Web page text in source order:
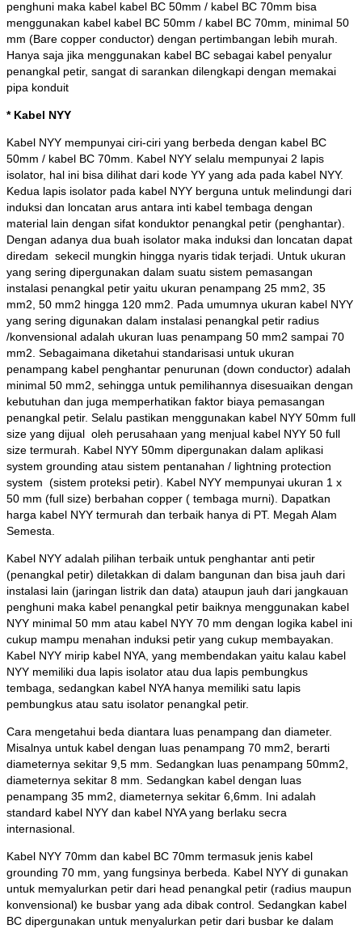
penghuni maka kabel kabel BC 50mm / kabel BC 70mm bisa
menggunakan kabel kabel BC 50mm / kabel BC 70mm, minimal 50
mm (Bare copper conductor) dengan pertimbangan lebih murah.
Hanya saja jika menggunakan kabel BC sebagai kabel penyalur
penangkal petir, sangat di sarankan dilengkapi dengan memakai
pipa konduit
* Kabel NYY
Kabel NYY mempunyai ciri-ciri yang berbeda dengan kabel BC
50mm / kabel BC 70mm. Kabel NYY selalu mempunyai 2 lapis
isolator, hal ini bisa dilihat dari kode YY yang ada pada kabel NYY.
Kedua lapis isolator pada kabel NYY berguna untuk melindungi dari
induksi dan loncatan arus antara inti kabel tembaga dengan
material lain dengan sifat konduktor penangkal petir (penghantar).
Dengan adanya dua buah isolator maka induksi dan loncatan dapat
diredam sekecil mungkin hingga nyaris tidak terjadi. Untuk ukuran
yang sering dipergunakan dalam suatu sistem pemasangan
instalasi penangkal petir yaitu ukuran penampang 25 mm2, 35
mm2, 50 mm2 hingga 120 mm2. Pada umumnya ukuran kabel NYY
yang sering digunakan dalam instalasi penangkal petir radius
/konvensional adalah ukuran luas penampang 50 mm2 sampai 70
mm2. Sebagaimana diketahui standarisasi untuk ukuran
penampang kabel penghantar penurunan (down conductor) adalah
minimal 50 mm2, sehingga untuk pemilihannya disesuaikan dengan
kebutuhan dan juga memperhatikan faktor biaya pemasangan
penangkal petir. Selalu pastikan menggunakan kabel NYY 50mm full
size yang dijual oleh perusahaan yang menjual kabel NYY 50 full
size termurah. Kabel NYY 50mm dipergunakan dalam aplikasi
system grounding atau sistem pentanahan / lightning protection
system (sistem proteksi petir). Kabel NYY mempunyai ukuran 1 x
50 mm (full size) berbahan copper ( tembaga murni). Dapatkan
harga kabel NYY termurah dan terbaik hanya di PT. Megah Alam
Semesta.
Kabel NYY adalah pilihan terbaik untuk penghantar anti petir
(penangkal petir) diletakkan di dalam bangunan dan bisa jauh dari
instalasi lain (jaringan listrik dan data) ataupun jauh dari jangkauan
penghuni maka kabel penangkal petir baiknya menggunakan kabel
NYY minimal 50 mm atau kabel NYY 70 mm dengan logika kabel ini
cukup mampu menahan induksi petir yang cukup membayakan.
Kabel NYY mirip kabel NYA, yang membendakan yaitu kalau kabel
NYY memiliki dua lapis isolator atau dua lapis pembungkus
tembaga, sedangkan kabel NYA hanya memiliki satu lapis
pembungkus atau satu isolator penangkal petir.
Cara mengetahui beda diantara luas penampang dan diameter.
Misalnya untuk kabel dengan luas penampang 70 mm2, berarti
diameternya sekitar 9,5 mm. Sedangkan luas penampang 50mm2,
diameternya sekitar 8 mm. Sedangkan kabel dengan luas
penampang 35 mm2, diameternya sekitar 6,6mm. Ini adalah
standard kabel NYY dan kabel NYA yang berlaku secra
internasional.
Kabel NYY 70mm dan kabel BC 70mm termasuk jenis kabel
grounding 70 mm, yang fungsinya berbeda. Kabel NYY di gunakan
untuk memyalurkan petir dari head penangkal petir (radius maupun
konvensional) ke busbar yang ada dibak control. Sedangkan kabel
BC dipergunakan untuk menyalurkan petir dari busbar ke dalam